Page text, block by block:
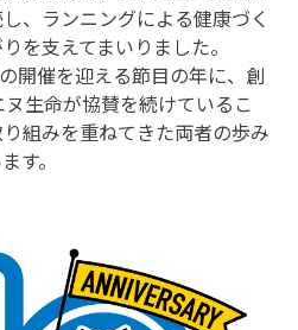
、ランニングによる健康づく
を支えてまいりました。
開催を迎える節目の年に、創
生命が協賛を続けているこ
組みを重ねてきた両者の歩み
す。